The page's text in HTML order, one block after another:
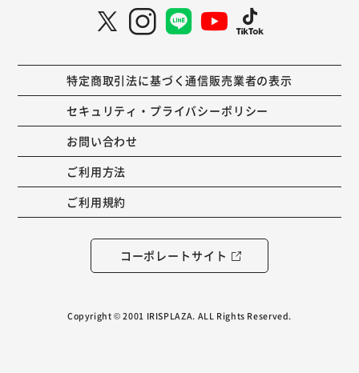
特定商取引法に基づく通信販売業者の表示
セキュリティ・プライバシーポリシー
お問い合わせ
ご利用方法
ご利用規約
コーポレートサイト
Copyright © 2001 IRISPLAZA. ALL Rights Reserved.